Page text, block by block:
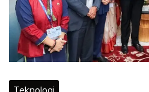
Teknologi